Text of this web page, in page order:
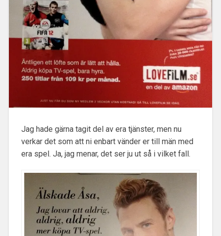
Jag hade gärna tagit del av era tjänster, men nu
verkar det som att ni enbart vänder er till män med
era spel. Ja, jag menar, det ser ju ut så i vilket fall.